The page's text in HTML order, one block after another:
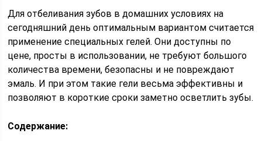
Для отбеливания зубов в домашних условиях на
сегодняшний день оптимальным вариантом считается
применение специальных гелей. Они доступны по
цене, просты в использовании, не требуют большого
количества времени, безопасны и не повреждают
эмаль. И при этом такие гели весьма эффективны и
позволяют в короткие сроки заметно осветлить зубы.
Содержание: